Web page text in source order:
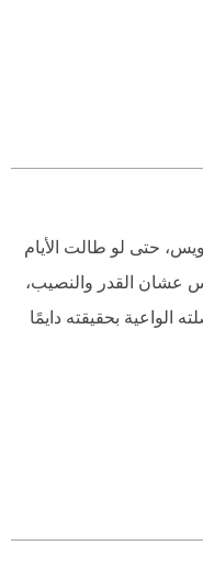
حتى لو طالت الأيام
القدر والنصيب،
الواعية بحقيقته دايمًا